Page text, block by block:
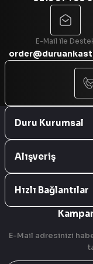
E-Mail ile
Duru Kurumsal
Alışveriş
Hızlı Bağlantılar
E-Mail adresinizi